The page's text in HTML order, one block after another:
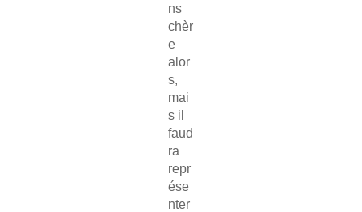
ns
chèr
e
alor
s,
mai
s il
faud
ra
repr
ése
nter